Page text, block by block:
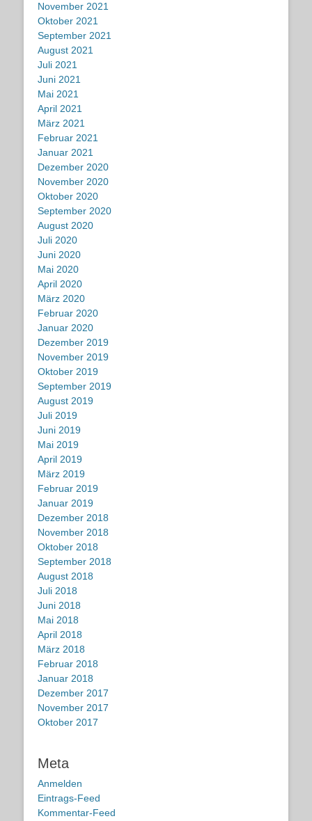
November 2021
Oktober 2021
September 2021
August 2021
Juli 2021
Juni 2021
Mai 2021
April 2021
März 2021
Februar 2021
Januar 2021
Dezember 2020
November 2020
Oktober 2020
September 2020
August 2020
Juli 2020
Juni 2020
Mai 2020
April 2020
März 2020
Februar 2020
Januar 2020
Dezember 2019
November 2019
Oktober 2019
September 2019
August 2019
Juli 2019
Juni 2019
Mai 2019
April 2019
März 2019
Februar 2019
Januar 2019
Dezember 2018
November 2018
Oktober 2018
September 2018
August 2018
Juli 2018
Juni 2018
Mai 2018
April 2018
März 2018
Februar 2018
Januar 2018
Dezember 2017
November 2017
Oktober 2017
Meta
Anmelden
Eintrags-Feed
Kommentar-Feed